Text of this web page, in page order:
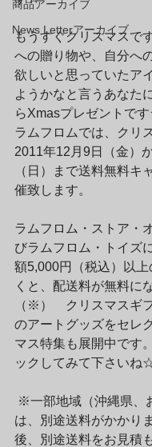
商品アーカイブ
News Letterアーカイブ
もうすぐクリスマスで
への贈り物や、自分へ
欲しいと思っていたア
ようかなと言うあなた
らXmasプレゼントで
ラムフロムでは、クリ
2011年12月9日（金）
（日）まで送料無料キ
催致します。
ラムフロム・ストア・
びラムフロム・トイズ
額5,000円（税込）以
くと、配送料が無料に
（※）　クリスマスギ
のアートグッズをセレ
マス特集も展開中です
ックしてみて下さいね
※一部地域（沖縄県、
は、別途送料がかかり
後、別途送料をお見積